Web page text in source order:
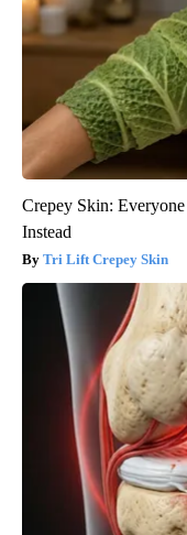
Crepey Skin:
Instead
Tri Lift Crepey Skin